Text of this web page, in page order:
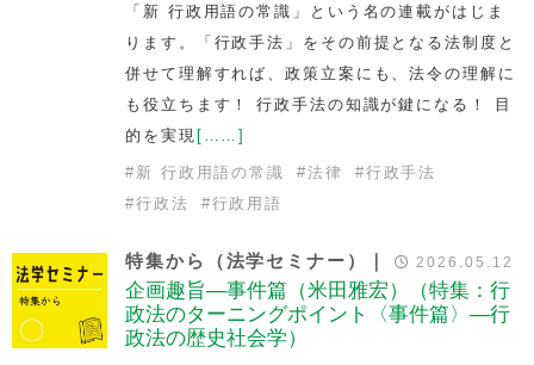
「新 行政用語の常識」という名の連載がはじま
ります。「行政手法」をその前提となる法制度と
併せて理解すれば、政策立案にも、法令の理解に
も役立ちます！ 行政手法の知識が鍵になる！ 目
的を実現 [……]
# 新 行政用語の常識 #法律 #行政手法
#行政法 #行政用語
特集から（法学セミナー）｜ 2026.05.12
企画趣旨—事件篇（米田雅宏）（特集：行
政法のターニングポイント〈事件篇〉—行
政法の歴史社会学）